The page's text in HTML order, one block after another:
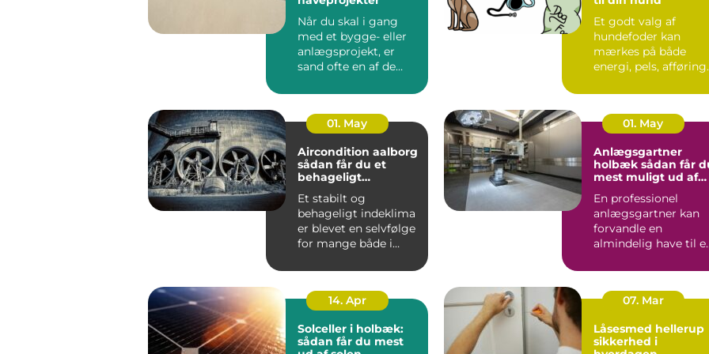
Når du skal i gang
med et bygge- eller
anlægsprojekt, er
sand ofte en af de
Uan...
Et godt valg af
hundefoder kan
mærkes på både
energi, pels, afføring
hundeejere ople...
01. May
Aircondition aalborg
sådan får du et
behageligt
Et stabilt og
behageligt indeklima
er blevet en selvfølge
for mange både i
kontorer, ...
01. May
Anlægsgartner
holbæk sådan får du
mest muligt ud af
En professionel
anlægsgartner kan
forvandle en
almindelig have til
uderum, der både...
14. Apr
Solceller i holbæk:
sådan får du mest
07. Mar
Låsesmed hellerup
sikkerhed i